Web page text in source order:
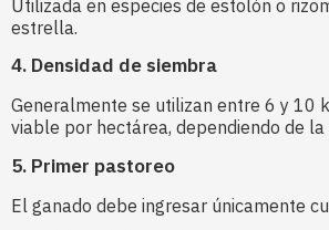
Utilizada en especies de estolón o
estrella.
4. Densidad de siembra
Generalmente se utilizan entre 6 y 10
viable por hectárea, dependiendo de la
5. Primer pastoreo
El ganado debe ingresar únicamente